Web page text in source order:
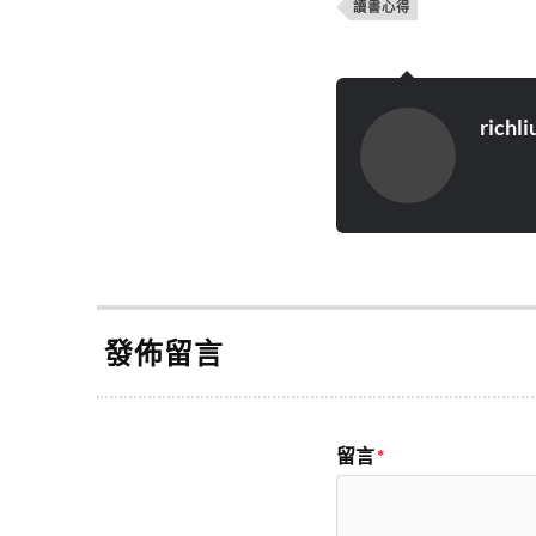
讀書心得
發佈留言
留言*